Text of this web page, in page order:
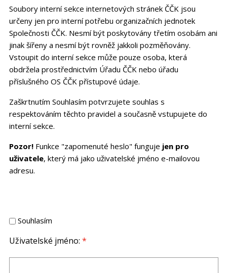
Soubory interní sekce internetových stránek ČČK jsou
určeny jen pro interní potřebu organizačních jednotek
Společnosti ČČK. Nesmí být poskytovány třetím osobám ani
jinak šířeny a nesmí být rovněž jakkoli pozměňovány.
Vstoupit do interní sekce může pouze osoba, která
obdržela prostřednictvím Úřadu ČČK nebo úřadu
příslušného OS ČČK přístupové údaje.
Zaškrtnutím Souhlasím potvrzujete souhlas s
respektováním těchto pravidel a současně vstupujete do
interní sekce.
Pozor!Funkce "zapomenuté heslo" funguje jen pro
uživatele, který má jako uživatelské jméno e-mailovou
adresu.
Souhlasím
Uživatelské jméno: *